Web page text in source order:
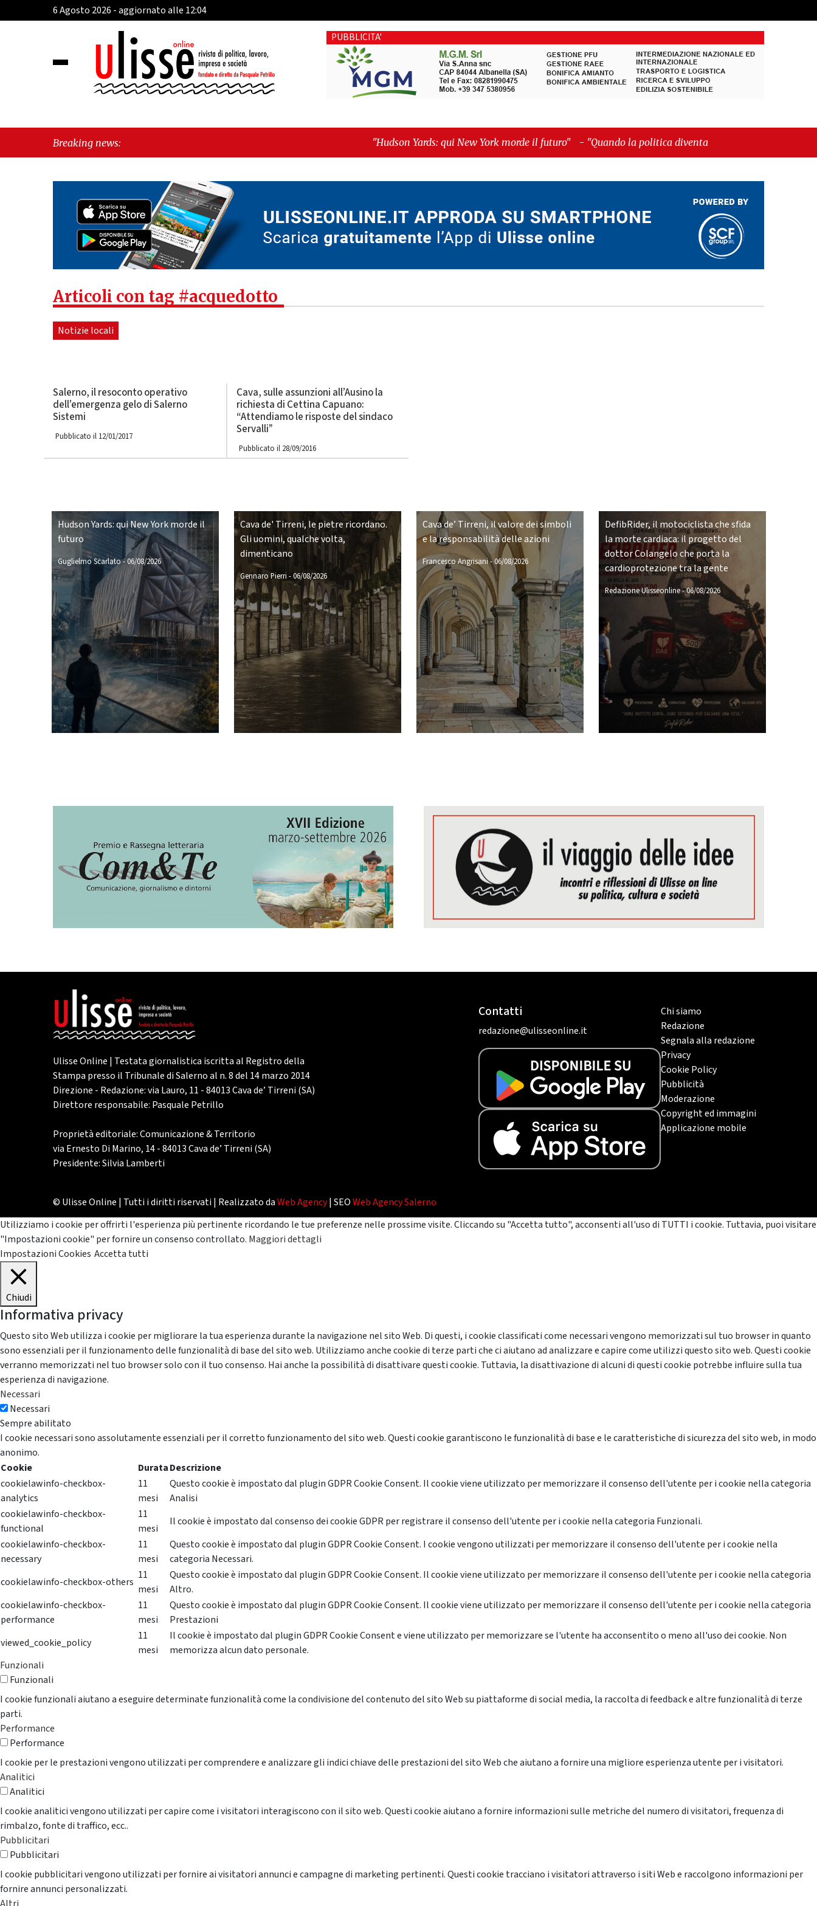
6 Agosto 2026 - aggiornato alle 12:04
PUBBLICITA'
Breaking news: "Hudson Yards: qui New York morde il futuro" -"Quando la politica diventa autobiografia"
Articoli con tag #acquedotto
Notizie locali
Salerno, il resoconto operativo
dell’emergenza gelo di Salerno
Sistemi
Pubblicato il 12/01/2017
Cava, sulle assunzioni all’Ausino la
richiesta di Cettina Capuano:
“Attendiamo le risposte del sindaco
Servalli”
Pubblicato il 28/09/2016
Hudson Yards: qui New York morde il
futuro
Guglielmo Scarlato-06/08/2026
Cava de' Tirreni, le pietre ricordano.
Gli uomini, qualche volta,
dimenticano
Gennaro Pierri -06/08/2026
Cava de’ Tirreni, il valore dei simboli
e la responsabilità delle azioni
Francesco Angrisani-06/08/2026
DefibRider, il motociclista che sfida
la morte cardiaca: il progetto del
dottor Colangelo che porta la
cardioprotezione tra la gente
Redazione Ulisseonline-06/08/2026
Ulisse Online | Testata giornalistica iscritta al Registro della
Stampa presso il Tribunale di Salerno al n. 8 del 14 marzo 2014
Direzione - Redazione: via Lauro, 11 - 84013 Cava de’ Tirreni (SA)
Direttore responsabile: Pasquale Petrillo
Proprietà editoriale: Comunicazione & Territorio
via Ernesto Di Marino, 14 - 84013 Cava de’ Tirreni (SA)
Presidente: Silvia Lamberti
Contatti
redazione@ulisseonline.it
Chi siamo
Redazione
Segnala alla redazione
Privacy
Cookie Policy
Pubblicità
Moderazione
Copyright ed immagini
Applicazione mobile
© Ulisse Online | Tutti i diritti riservati | Realizzato daWeb Agency| SEOWeb Agency Salerno
Utilizziamo i cookie per offrirti l'esperienza più pertinente ricordando le tue preferenze nelle prossime visite. Cliccando su "Accetta tutto", acconsenti all'uso di TUTTI i cookie. Tuttavia, puoi visitare
"Impostazioni cookie" per fornire un consenso controllato. Maggiori dettagli
Impostazioni Cookies Accetta tutti
Chiudi
Informativa privacy
Questo sito Web utilizza i cookie per migliorare la tua esperienza durante la navigazione nel sito Web. Di questi, i cookie classificati come necessari vengono memorizzati sul tuo browser in quanto
sono essenziali per il funzionamento delle funzionalità di base del sito web. Utilizziamo anche cookie di terze parti che ci aiutano ad analizzare e capire come utilizzi questo sito web. Questi cookie
verranno memorizzati nel tuo browser solo con il tuo consenso. Hai anche la possibilità di disattivare questi cookie. Tuttavia, la disattivazione di alcuni di questi cookie potrebbe influire sulla tua
esperienza di navigazione.
Necessari
Necessari
Sempre abilitato
I cookie necessari sono assolutamente essenziali per il corretto funzionamento del sito web. Questi cookie garantiscono le funzionalità di base e le caratteristiche di sicurezza del sito web, in modo
anonimo.
Cookie
DurataDescrizione
cookielawinfo-checkbox-
analytics
11
mesi
Questo cookie è impostato dal plugin GDPR Cookie Consent. Il cookie viene utilizzato per memorizzare il consenso dell'utente per i cookie nella categoria
Analisi
cookielawinfo-checkbox-
functional
11
mesi
Il cookie è impostato dal consenso dei cookie GDPR per registrare il consenso dell'utente per i cookie nella categoria Funzionali.
cookielawinfo-checkbox-
necessary
11
mesi
Questo cookie è impostato dal plugin GDPR Cookie Consent. I cookie vengono utilizzati per memorizzare il consenso dell'utente per i cookie nella
categoria Necessari.
cookielawinfo-checkbox-others
11
mesi
Questo cookie è impostato dal plugin GDPR Cookie Consent. Il cookie viene utilizzato per memorizzare il consenso dell'utente per i cookie nella categoria
Altro.
cookielawinfo-checkbox-
performance
11
mesi
Questo cookie è impostato dal plugin GDPR Cookie Consent. Il cookie viene utilizzato per memorizzare il consenso dell'utente per i cookie nella categoria
Prestazioni
viewed_cookie_policy
11
mesi
Il cookie è impostato dal plugin GDPR Cookie Consent e viene utilizzato per memorizzare se l'utente ha acconsentito o meno all'uso dei cookie. Non
memorizza alcun dato personale.
Funzionali
Funzionali
I cookie funzionali aiutano a eseguire determinate funzionalità come la condivisione del contenuto del sito Web su piattaforme di social media, la raccolta di feedback e altre funzionalità di terze
parti.
Performance
Performance
I cookie per le prestazioni vengono utilizzati per comprendere e analizzare gli indici chiave delle prestazioni del sito Web che aiutano a fornire una migliore esperienza utente per i visitatori.
Analitici
Analitici
I cookie analitici vengono utilizzati per capire come i visitatori interagiscono con il sito web. Questi cookie aiutano a fornire informazioni sulle metriche del numero di visitatori, frequenza di
rimbalzo, fonte di traffico, ecc..
Pubblicitari
Pubblicitari
I cookie pubblicitari vengono utilizzati per fornire ai visitatori annunci e campagne di marketing pertinenti. Questi cookie tracciano i visitatori attraverso i siti Web e raccolgono informazioni per
fornire annunci personalizzati.